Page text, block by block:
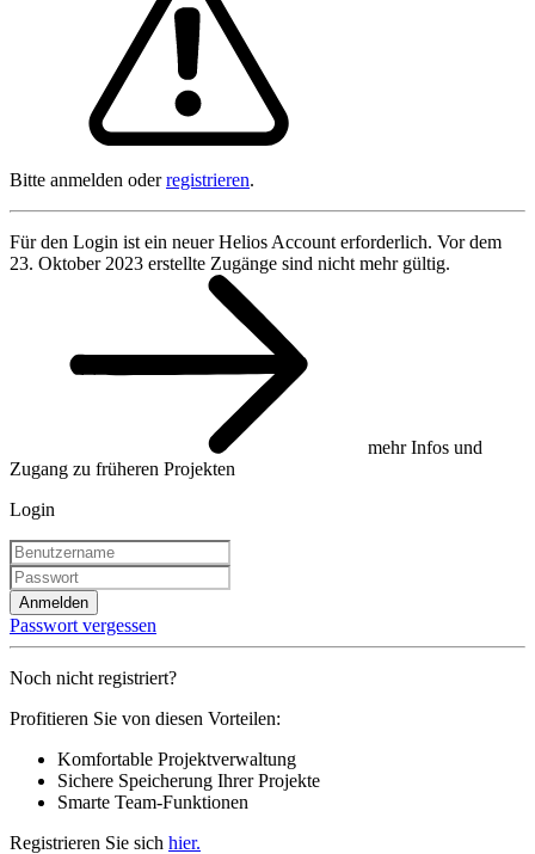
Bitte anmelden oderregistrieren.
Für den Login ist ein neuer Helios Account erforderlich. Vor dem
23. Oktober 2023 erstellte Zugänge sind nicht mehr gültig.
mehr Infos und
Zugang zu früheren Projekten
Login
Anmelden
Passwort vergessen
Noch nicht registriert?
Profitieren Sie von diesen Vorteilen:
Komfortable Projektverwaltung
Sichere Speicherung Ihrer Projekte
Smarte Team-Funktionen
Registrieren Sie sich hier.